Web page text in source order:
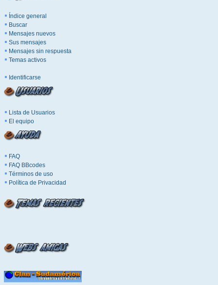
Índice general
Buscar
Mensajes nuevos
Sus mensajes
Mensajes sin respuesta
Temas activos
Identificarse
Lista de Usuarios
El equipo
FAQ
FAQ BBcodes
Términos de uso
Política de Privacidad